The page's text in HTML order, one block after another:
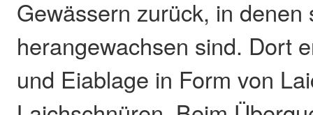
Gewässern zurück, in denen
herangewachsen sind. Dort
und Eiablage in Form von